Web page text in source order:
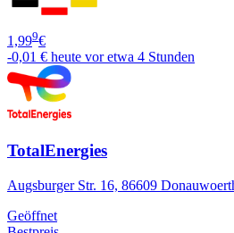
1,999€
-0,01 € heute vor etwa 4 Stunden
TotalEnergies
Augsburger Str. 16, 86609
Geöffnet